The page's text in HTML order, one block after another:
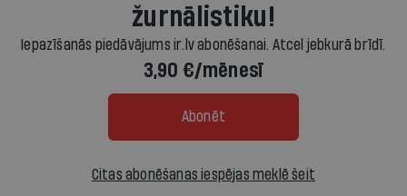
žurnālistiku!
Iepazīšanās piedāvājums ir.lv abonēšanai. Atcel jebkurā brīdī.
3,90 €/mēnesī
Abonēt
Citas abonēšanas iespējas meklē šeit